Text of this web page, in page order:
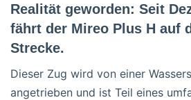
Realität geworden: Seit
fährt der Mireo Plus H auf
Strecke.
Dieser Zug wird von einer
angetrieben und ist Teil eines